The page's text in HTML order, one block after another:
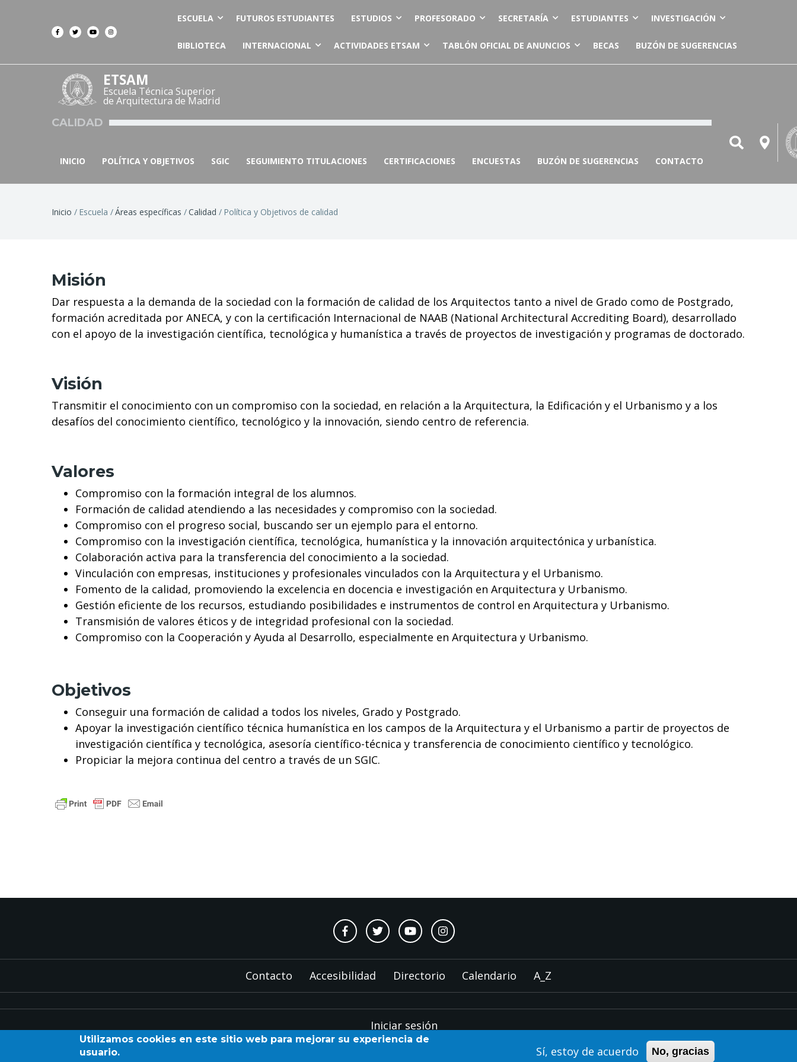
ESCUELA FUTUROS ESTUDIANTES ESTUDIOS PROFESORADO SECRETARÍA ESTUDIANTES INVESTIGACIÓN
BIBLIOTECA INTERNACIONAL ACTIVIDADES ETSAM TABLÓN OFICIAL DE ANUNCIOS BECAS BUZÓN DE SUGERENCIAS
ETSAM
Escuela Técnica Superior
de Arquitectura de Madrid
CALIDAD
INICIO POLÍTICA Y OBJETIVOS SGIC SEGUIMIENTO TITULACIONES CERTIFICACIONES ENCUESTAS BUZÓN DE SUGERENCIAS CONTACTO
Ruta
Inicio Escuela Áreas específicas Calidad Política y Objetivos de calidad
Misión
Dar respuesta a la demanda de la sociedad con la formación de calidad de los Arquitectos tanto a nivel de Grado como de Postgrado,
formación acreditada por ANECA, y con la certificación Internacional de NAAB (National Architectural Accrediting Board), desarrollado
con el apoyo de la investigación científica, tecnológica y humanística a través de proyectos de investigación y programas de doctorado.
Visión
Transmitir el conocimiento con un compromiso con la sociedad, en relación a la Arquitectura, la Edificación y el Urbanismo y a los
desafíos del conocimiento científico, tecnológico y la innovación, siendo centro de referencia.
Valores
Compromiso con la formación integral de los alumnos.
Formación de calidad atendiendo a las necesidades y compromiso con la sociedad.
Compromiso con el progreso social, buscando ser un ejemplo para el entorno.
Compromiso con la investigación científica, tecnológica, humanística y la innovación arquitectónica y urbanística.
Colaboración activa para la transferencia del conocimiento a la sociedad.
Vinculación con empresas, instituciones y profesionales vinculados con la Arquitectura y el Urbanismo.
Fomento de la calidad, promoviendo la excelencia en docencia e investigación en Arquitectura y Urbanismo.
Gestión eficiente de los recursos, estudiando posibilidades e instrumentos de control en Arquitectura y Urbanismo.
Transmisión de valores éticos y de integridad profesional con la sociedad.
Compromiso con la Cooperación y Ayuda al Desarrollo, especialmente en Arquitectura y Urbanismo.
Objetivos
Conseguir una formación de calidad a todos los niveles, Grado y Postgrado.
Apoyar la investigación científico técnica humanística en los campos de la Arquitectura y el Urbanismo a partir de proyectos de
investigación científica y tecnológica, asesoría científico-técnica y transferencia de conocimiento científico y tecnológico.
Propiciar la mejora continua del centro a través de un SGIC.
Contacto Accesibilidad Directorio Calendario A_Z
Iniciar sesión
Utilizamos cookies en este sitio web para mejorar su experiencia de
usuario.
Sí, estoy de acuerdo No, gracias